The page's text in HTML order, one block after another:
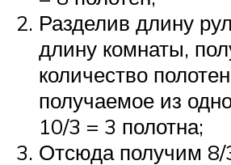
Разделив длину
длину комнаты,
количество
получаемое из
10/3 = 3 полотна;
Отсюда получим 8/